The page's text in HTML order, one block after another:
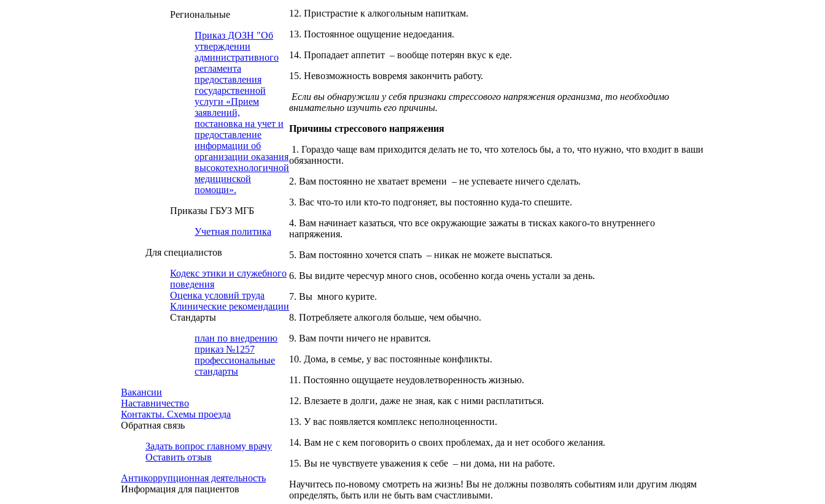
Региональные
Приказ ДОЗН "Об
утверждении
административного
регламента
предоставления
государственной
услуги «Прием
заявлений,
постановка на учет и
предоставление
информации об
организации оказания
высокотехнологичной
медицинской
помощи».
Приказы ГБУЗ МГБ
Учетная политика
Для специалистов
Кодекс этики и служебного
поведения
Оценка условий труда
Клинические рекомендации
Cтандарты
план по внедрению
приказ №1257
профессиональные
стандарты
Вакансии
Наставничество
Контакты. Схемы проезда
Обратная связь
Задать вопрос главному врачу
Оставить отзыв
Антикоррупционная деятельность
Информация для пациентов
12. Пристрастие к алкогольным напиткам.
13. Постоянное ощущение недоедания.
14. Пропадает аппетит – вообще потерян вкус к еде.
15. Невозможность вовремя закончить работу.
Если вы обнаружили у себя признаки стрессового напряжения организма, то необходимо
внимательно изучить его причины.
Причины стрессового напряжения
1. Гораздо чаще вам приходится делать не то, что хотелось бы, а то, что нужно, что входит в ваши
обязанности.
2. Вам постоянно не хватает времени – не успеваете ничего сделать.
3. Вас что-то или кто-то подгоняет, вы постоянно куда-то спешите.
4. Вам начинает казаться, что все окружающие зажаты в тисках какого-то внутреннего
напряжения.
5. Вам постоянно хочется спать – никак не можете выспаться.
6. Вы видите чересчур много снов, особенно когда очень устали за день.
7. Вы много курите.
8. Потребляете алкоголя больше, чем обычно.
9. Вам почти ничего не нравится.
10. Дома, в семье, у вас постоянные конфликты.
11. Постоянно ощущаете неудовлетворенность жизнью.
12. Влезаете в долги, даже не зная, как с ними расплатиться.
13. У вас появляется комплекс неполноценности.
14. Вам не с кем поговорить о своих проблемах, да и нет особого желания.
15. Вы не чувствуете уважения к себе – ни дома, ни на работе.
Научитесь по-новому смотреть на жизнь! Вы не должны позволять событиям или другим людям
определять, быть или не быть вам счастливыми.